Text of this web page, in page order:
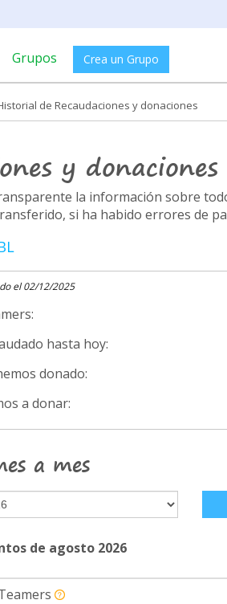
Grupos Crea un Grupo
de Recaudaciones y donaciones
y
la información sobre
si ha habido errores de
el 02/12/2025
hasta hoy:
donado:
a donar:
a mes
de agosto 2026